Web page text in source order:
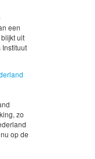
een
uit
Instituut
zo
op de